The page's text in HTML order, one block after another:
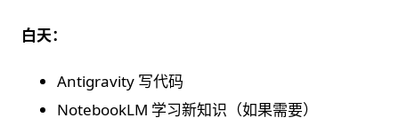
白天：
Antigravity 写代码
NotebookLM 学习新知识（如果需要）